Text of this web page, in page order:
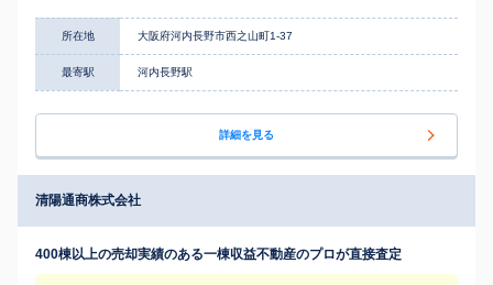
所在地 大阪府河内長野市西之山町1-37
最寄駅 河内長野駅
詳細を見る
清陽通商株式会社
400棟以上の売却実績のある一棟収益不動産のプロが直接査定